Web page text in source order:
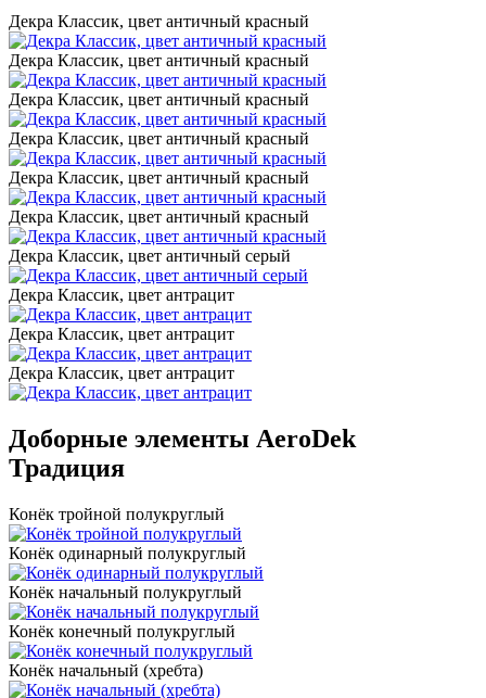
Декра Классик, цвет античный красный
Декра Классик, цвет античный красный
Декра Классик, цвет античный красный
Декра Классик, цвет античный красный
Декра Классик, цвет античный красный
Декра Классик, цвет античный красный
Декра Классик, цвет античный серый
Декра Классик, цвет антрацит
Декра Классик, цвет антрацит
Декра Классик, цвет антрацит
Доборные элементы AeroDek
Традиция
Конёк тройной полукруглый
Конёк одинарный полукруглый
Конёк начальный полукруглый
Конёк конечный полукруглый
Конёк начальный (хребта)